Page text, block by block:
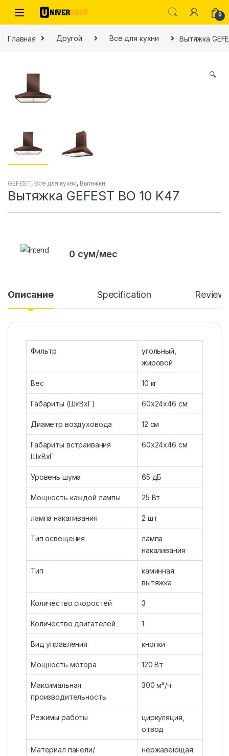
Skip to navigation
Skip to content
0
Главная Другой Все для кухни Вытяжка
🔍
GEFEST, Все для кухни, Вытяжки
Вытяжка GEFEST BO 10 K47
0 сум/мес
Описание Specification
Фильтр
угольный,
жировой
Вес 10 кг
Габариты (ШхВхГ) 60х24х46 см
Диаметр воздуховода 12 см
Габариты встраивания
ШхВхГ
60х24х46 см
Уровень шума 65 дБ
Мощность каждой лампы 25 Вт
лампа накаливания 2 шт
Тип освещения
лампа
накаливания
Тип
каминная
вытяжка
Количество скоростей 3
Количество двигателей 1
Вид управления кнопки
Мощность мотора 120 Вт
Максимальная
производительность
300 м³/ч
Режимы работы
циркуляция,
отвод
Материал панели/
нержавеющая